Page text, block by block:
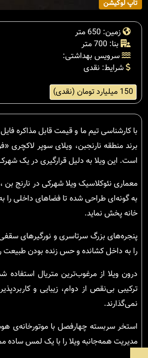
تاپ لوکیشن
زمین: 650 متر
بنا: 700 متر
سرویس بهداشتی:
شرایط: نقدی
150 میلیارد تومان (نقدی)
با کارشناسی تیم ما و قیمت قابل مذاکره
است. این ویلا به دلیل قرارگیری در یک
به گونه‌ای طراحی شده تا فضاهای داخلی را
خانه پخش نماید.
پنجره‌های بزرگ سرتاسری و نورگیرهای
را به داخل کشانده و حس زنده بودن
درون ویلا از مرغوب‌ترین متریال
ترکیبی بی‌نقص از دوام، زیبایی و
نمی‌گذارند.
استخر سربسته چهارفصل با موتورخانه‌ی
مدیریت همه‌جانبه ویلا را با یک لمس ساده